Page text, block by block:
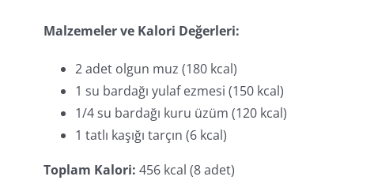
Malzemeler ve Kalori Değerleri:
2 adet olgun muz (180 kcal)
1 su bardağı yulaf ezmesi (150 kcal)
1/4 su bardağı kuru üzüm (120 kcal)
1 tatlı kaşığı tarçın (6 kcal)
Toplam Kalori: 456 kcal (8 adet)